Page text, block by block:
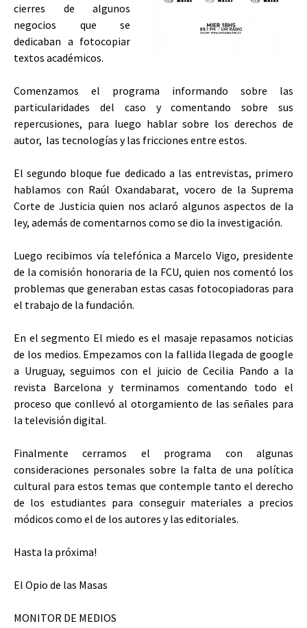
cierres de algunos
negocios que se
dedicaban a fotocopiar
textos académicos.
Comenzamos el programa informando sobre las
particularidades del caso y comentando sobre sus
repercusiones, para luego hablar sobre los derechos de
autor, las tecnologías y las fricciones entre estos.
El segundo bloque fue dedicado a las entrevistas, primero
hablamos con Raúl Oxandabarat, vocero de la Suprema
Corte de Justicia quien nos aclaró algunos aspectos de la
ley, además de comentarnos como se dio la investigación.
Luego recibimos vía telefónica a Marcelo Vigo, presidente
de la comisión honoraria de la FCU, quien nos comentó los
problemas que generaban estas casas fotocopiadoras para
el trabajo de la fundación.
En el segmento El miedo es el masaje repasamos noticias
de los medios. Empezamos con la fallida llegada de google
a Uruguay, seguimos con el juicio de Cecilia Pando a la
revista Barcelona y terminamos comentando todo el
proceso que conllevó al otorgamiento de las señales para
la televisión digital.
Finalmente cerramos el programa con algunas
consideraciones personales sobre la falta de una política
cultural para estos temas que contemple tanto el derecho
de los estudiantes para conseguir materiales a precios
módicos como el de los autores y las editoriales.
Hasta la próxima!
El Opio de las Masas
MONITOR DE MEDIOS